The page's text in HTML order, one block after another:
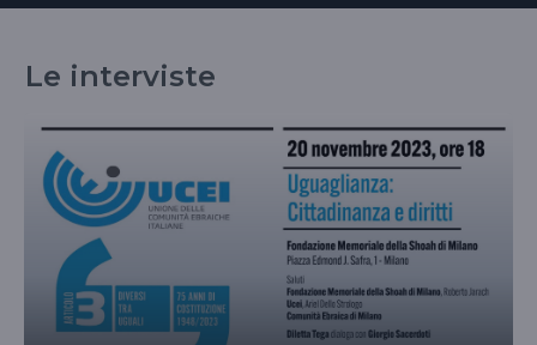
Le interviste